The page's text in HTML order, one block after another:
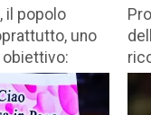
il popolo
uno